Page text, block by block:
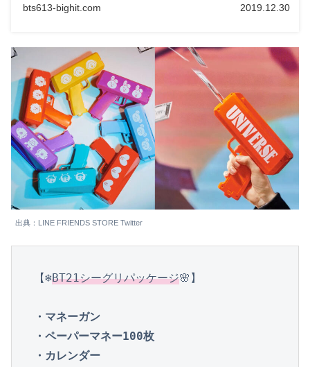
bts613-bighit.com 2019.12.30
出典：LINE FRIENDS STORE Twitter
【❄️BT21シーグリパッケージ🌸】
・マネーガン
・ペーパーマネー100枚
・カレンダー